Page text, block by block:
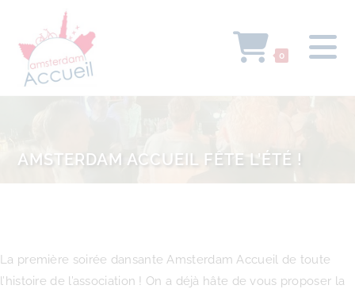
0
AMSTERDAM ACCUEIL FÊTE L’ÉTÉ !
La première soirée dansante Amsterdam Accueil de toute
l’histoire de l’association ! On a déjà hâte de vous proposer la